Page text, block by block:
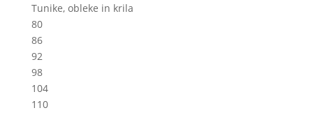
Tunike, obleke in krila
80
86
92
98
104
110